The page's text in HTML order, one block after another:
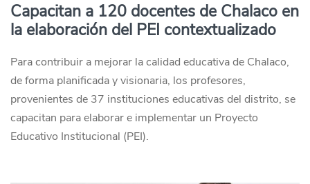
Capacitan a 120 docentes de Chalaco en
la elaboración del PEI contextualizado
Para contribuir a mejorar la calidad educativa de Chalaco,
de forma planificada y visionaria, los profesores,
provenientes de 37 instituciones educativas del distrito, se
capacitan para elaborar e implementar un Proyecto
Educativo Institucional (PEI).